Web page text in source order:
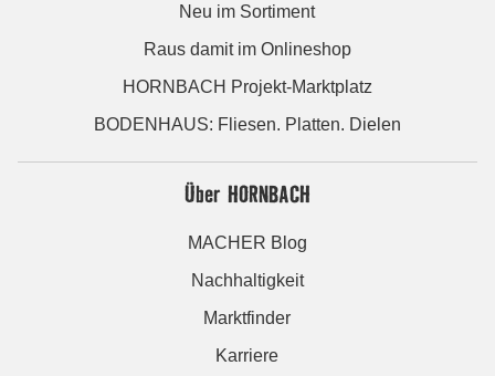
Neu im Sortiment
Raus damit im Onlineshop
HORNBACH Projekt-Marktplatz
BODENHAUS: Fliesen. Platten. Dielen
Über HORNBACH
MACHER Blog
Nachhaltigkeit
Marktfinder
Karriere